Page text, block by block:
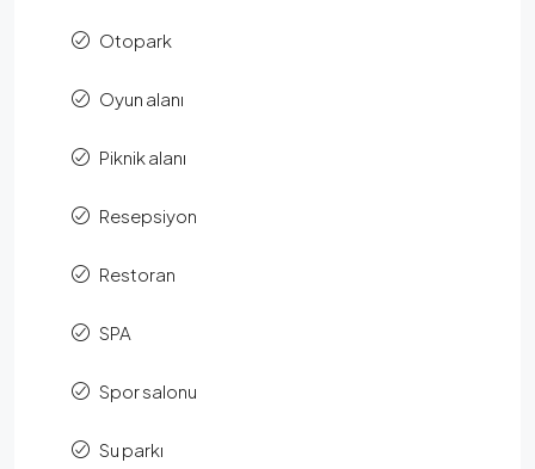
Otopark
Oyun alanı
Piknik alanı
Resepsiyon
Restoran
SPA
Spor salonu
Su parkı